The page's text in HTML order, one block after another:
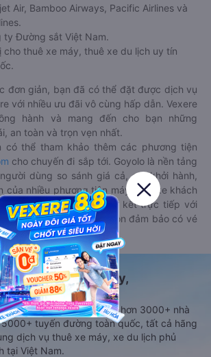
Air, Bamboo Airways, Pacific Airlines và
ty Đường sắt Việt Nam.
cho thuê xe máy, thuê xe du lịch uy tín
đơn giản, bạn đã có thể đặt được dịch vụ
với nhiều ưu đãi vô cùng hấp dẫn. Vexere
hành và mang đến cho bạn những
an toàn và trọn vẹn nhất.
có thể tham khảo thêm các phương tiện
cho chuyến đi sắp tới. Goyolo là nền tảng
dùng so sánh giá cả, giờ khởi hành,
của nhiều phương tiện máy bay, xe khách
của Goyolo được liên kết trực tiếp với
xe khách và tàu hoả, luôn đảm bảo có vé
Xe khách, Máy bay,
xe
vé đa phương tiện với hơn 3000+ nhà
tuyến đường toàn quốc, tất cả hãng
dịch vụ thuê xe máy, xe du lịch phủ
tại Việt Nam.